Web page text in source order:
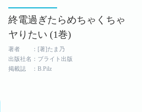
終電過ぎたらめちゃくちゃ
ヤりたい (1巻)
著者 ：[著]たま乃
出版社名：ブライト出版
掲載誌 ：B.Pilz